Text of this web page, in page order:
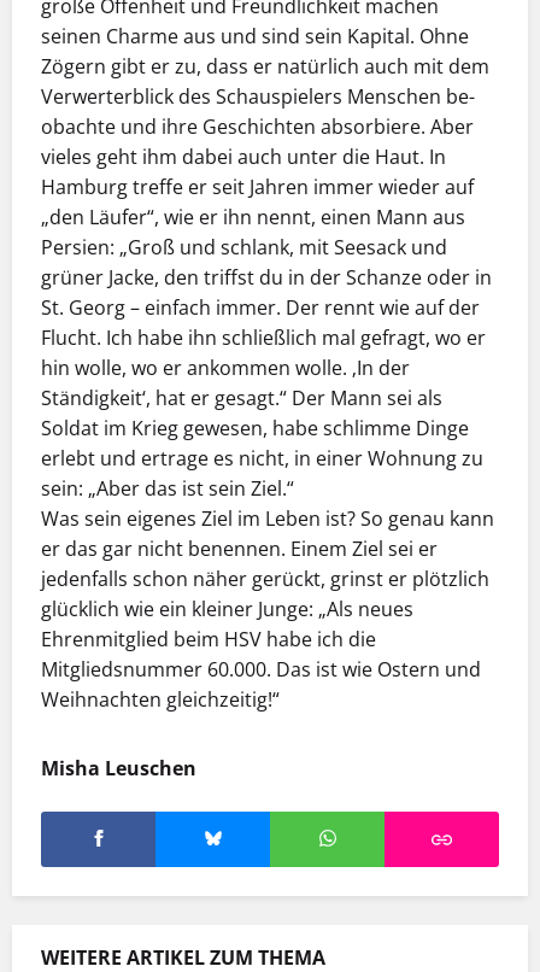
große Offenheit und Freundlichkeit machen
seinen Charme aus und sind sein Kapital. Ohne
Zögern gibt er zu, dass er natürlich auch mit dem
Verwerterblick des Schauspielers Menschen be-
obachte und ihre Geschichten absorbiere. Aber
vieles geht ihm dabei auch unter die Haut. In
Hamburg treffe er seit Jahren immer wieder auf
„den Läufer“, wie er ihn nennt, einen Mann aus
Persien: „Groß und schlank, mit Seesack und
grüner Jacke, den triffst du in der Schanze oder in
St. Georg – einfach immer. Der rennt wie auf der
Flucht. Ich habe ihn schließlich mal gefragt, wo er
hin wolle, wo er ankommen wolle. ‚In der
Ständigkeit‘, hat er gesagt.“ Der Mann sei als
Soldat im Krieg gewesen, habe schlimme Dinge
erlebt und ertrage es nicht, in einer Wohnung zu
sein: „Aber das ist sein Ziel.“
Was sein eigenes Ziel im Leben ist? So genau kann
er das gar nicht benennen. Einem Ziel sei er
jedenfalls schon näher gerückt, grinst er plötzlich
glücklich wie ein kleiner Junge: „Als neues
Ehrenmitglied beim HSV habe ich die
Mitgliedsnummer 60.000. Das ist wie Ostern und
Weihnachten gleichzeitig!“
Misha Leuschen
WEITERE ARTIKEL ZUM THEMA